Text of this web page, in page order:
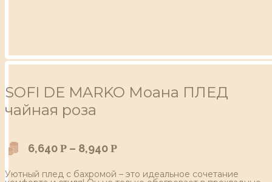
SOFI DE MARKO Моана ПЛЕД
чайная роза
6,640 Р – 8,940 Р
Уютный плед с бахромой – это идеальное сочетание